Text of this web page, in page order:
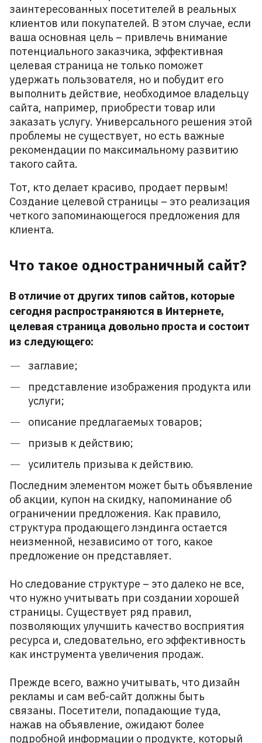
и наполнение сайта
заинтересованных посетителей в реальных
клиентов или покупателей. В этом случае, если
ваша основная цель – привлечь внимание
потенциального заказчика, эффективная
целевая страница не только поможет
удержать пользователя, но и побудит его
выполнить действие, необходимое владельцу
сайта, например, приобрести товар или
заказать услугу. Универсального решения этой
проблемы не существует, но есть важные
рекомендации по максимальному развитию
такого сайта.
Тот, кто делает красиво, продает первым!
Создание целевой страницы – это реализация
четкого запоминающегося предложения для
клиента.
Что такое одностраничный сайт?
В отличие от других типов сайтов, которые
сегодня распространяются в Интернете,
целевая страница довольно проста и состоит
из следующего:
заглавие;
представление изображения продукта или
услуги;
описание предлагаемых товаров;
призыв к действию;
усилитель призыва к действию.
Последним элементом может быть объявление
об акции, купон на скидку, напоминание об
ограничении предложения. Как правило,
структура продающего лэндинга остается
неизменной, независимо от того, какое
предложение он представляет.
Но следование структуре – это далеко не все,
что нужно учитывать при создании хорошей
страницы. Существует ряд правил,
позволяющих улучшить качество восприятия
ресурса и, следовательно, его эффективность
как инструмента увеличения продаж.
Прежде всего, важно учитывать, что дизайн
рекламы и сам веб-сайт должны быть
связаны. Посетители, попадающие туда,
нажав на объявление, ожидают более
подробной информации о продукте, который